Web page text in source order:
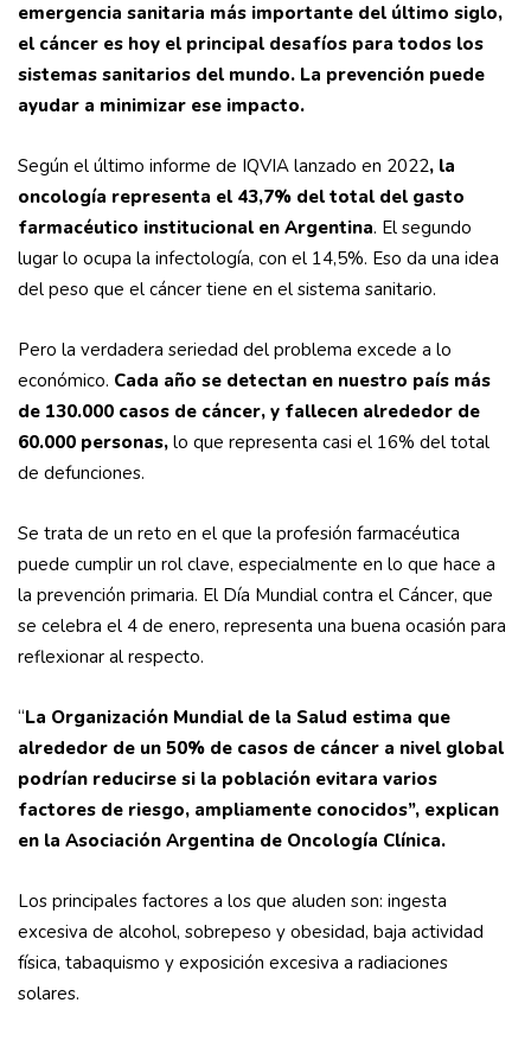
emergencia sanitaria más importante del último siglo,
el cáncer es hoy el principal desafíos para todos los
sistemas sanitarios del mundo. La prevención puede
ayudar a minimizar ese impacto.
Según el último informe de IQVIA lanzado en 2022, la
oncología representa el 43,7% del total del gasto
farmacéutico institucional en Argentina. El segundo
lugar lo ocupa la infectología, con el 14,5%. Eso da una idea
del peso que el cáncer tiene en el sistema sanitario.
Pero la verdadera seriedad del problema excede a lo
económico. Cada año se detectan en nuestro país más
de 130.000 casos de cáncer, y fallecen alrededor de
60.000 personas, lo que representa casi el 16% del total
de defunciones.
Se trata de un reto en el que la profesión farmacéutica
puede cumplir un rol clave, especialmente en lo que hace a
la prevención primaria. El Día Mundial contra el Cáncer, que
se celebra el 4 de enero, representa una buena ocasión para
reflexionar al respecto.
“La Organización Mundial de la Salud estima que
alrededor de un 50% de casos de cáncer a nivel global
podrían reducirse si la población evitara varios
factores de riesgo, ampliamente conocidos”, explican
en la Asociación Argentina de Oncología Clínica.
Los principales factores a los que aluden son: ingesta
excesiva de alcohol, sobrepeso y obesidad, baja actividad
física, tabaquismo y exposición excesiva a radiaciones
solares.